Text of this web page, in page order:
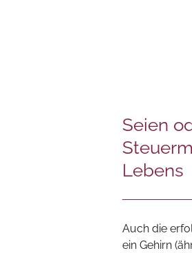
Seien
Lebens
Auch die
ein Gehirn